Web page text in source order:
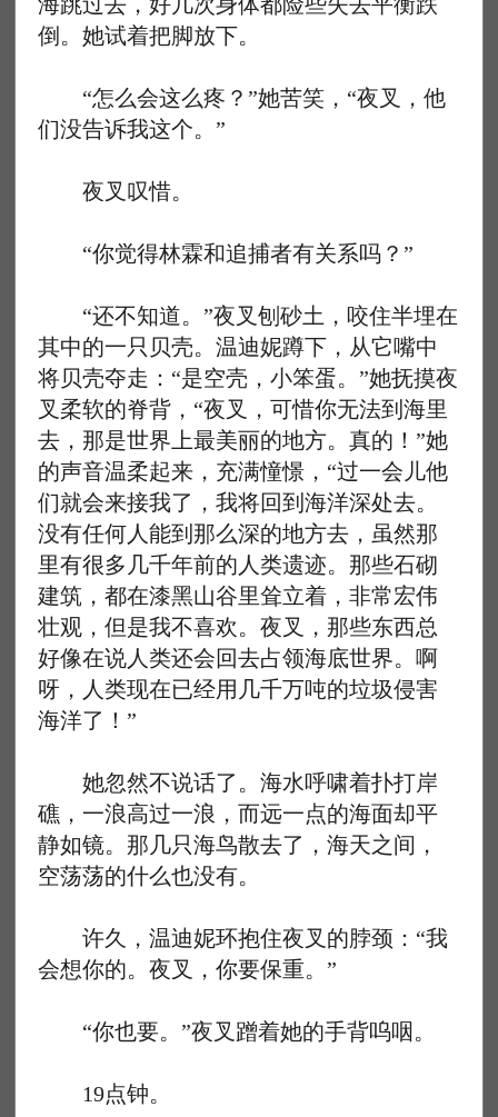
倒。她试着把脚放下。
“怎么会这么疼？”她苦笑，“夜叉，他
们没告诉我这个。”
夜叉叹惜。
“你觉得林霖和追捕者有关系吗？”
“还不知道。”夜叉刨砂土，咬住半埋在
其中的一只贝壳。温迪妮蹲下，从它嘴中
将贝壳夺走：“是空壳，小笨蛋。”她抚摸夜
叉柔软的脊背，“夜叉，可惜你无法到海里
去，那是世界上最美丽的地方。真的！”她
的声音温柔起来，充满憧憬，“过一会儿他
们就会来接我了，我将回到海洋深处去。
没有任何人能到那么深的地方去，虽然那
里有很多几千年前的人类遗迹。那些石砌
建筑，都在漆黑山谷里耸立着，非常宏伟
壮观，但是我不喜欢。夜叉，那些东西总
好像在说人类还会回去占领海底世界。啊
呀，人类现在已经用几千万吨的垃圾侵害
海洋了！”
她忽然不说话了。海水呼啸着扑打岸
礁，一浪高过一浪，而远一点的海面却平
静如镜。那几只海鸟散去了，海天之间，
空荡荡的什么也没有。
许久，温迪妮环抱住夜叉的脖颈：“我
会想你的。夜叉，你要保重。”
“你也要。”夜叉蹭着她的手背呜咽。
19点钟。